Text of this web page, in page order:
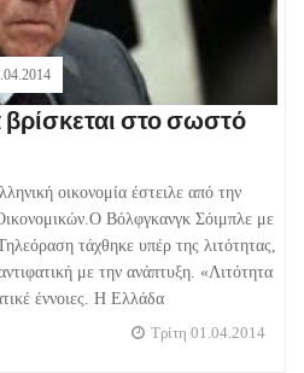
στο σωστό
οικονομία έστειλε από την
Βόλφγκανγκ Σόιμπλε με
τάχθηκε υπέρ της λιτότητας,
με την ανάπτυξη. «Λιτότητα
έννοιες. Η Ελλάδα
Τρίτη 01.04.2014